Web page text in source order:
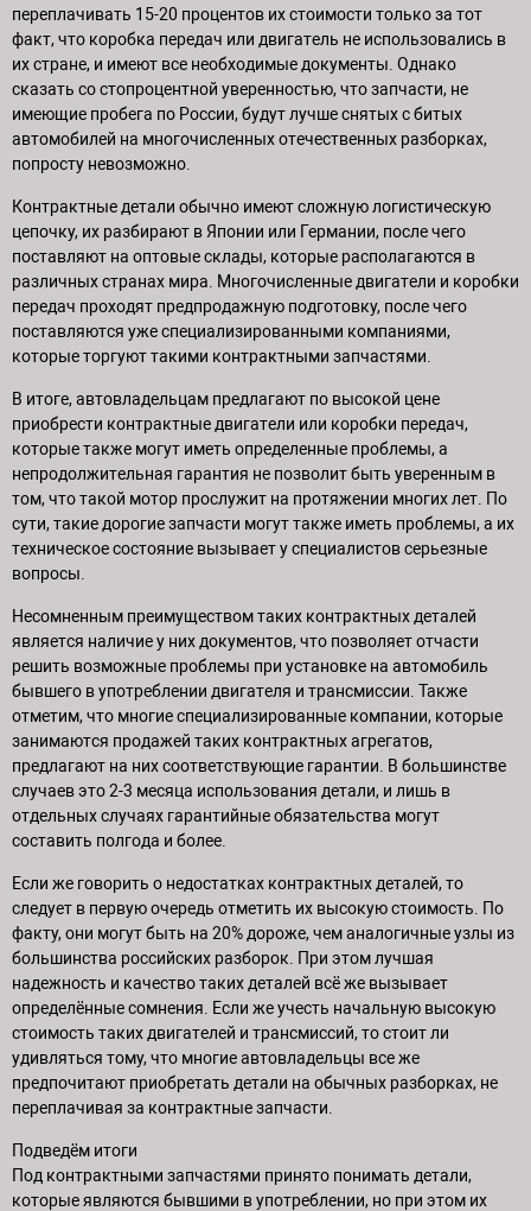
переплачивать 15-20 процентов их стоимости только за тот
факт, что коробка передач или двигатель не использовались в
их стране, и имеют все необходимые документы. Однако
сказать со стопроцентной уверенностью, что запчасти, не
имеющие пробега по России, будут лучше снятых с битых
автомобилей на многочисленных отечественных разборках,
попросту невозможно.
Контрактные детали обычно имеют сложную логистическую
цепочку, их разбирают в Японии или Германии, после чего
поставляют на оптовые склады, которые располагаются в
различных странах мира. Многочисленные двигатели и коробки
передач проходят предпродажную подготовку, после чего
поставляются уже специализированными компаниями,
которые торгуют такими контрактными запчастями.
В итоге, автовладельцам предлагают по высокой цене
приобрести контрактные двигатели или коробки передач,
которые также могут иметь определенные проблемы, а
непродолжительная гарантия не позволит быть уверенным в
том, что такой мотор прослужит на протяжении многих лет. По
сути, такие дорогие запчасти могут также иметь проблемы, а их
техническое состояние вызывает у специалистов серьезные
вопросы.
Несомненным преимуществом таких контрактных деталей
является наличие у них документов, что позволяет отчасти
решить возможные проблемы при установке на автомобиль
бывшего в употреблении двигателя и трансмиссии. Также
отметим, что многие специализированные компании, которые
занимаются продажей таких контрактных агрегатов,
предлагают на них соответствующие гарантии. В большинстве
случаев это 2-3 месяца использования детали, и лишь в
отдельных случаях гарантийные обязательства могут
составить полгода и более.
Если же говорить о недостатках контрактных деталей, то
следует в первую очередь отметить их высокую стоимость. По
факту, они могут быть на 20% дороже, чем аналогичные узлы из
большинства российских разборок. При этом лучшая
надежность и качество таких деталей всё же вызывает
определённые сомнения. Если же учесть начальную высокую
стоимость таких двигателей и трансмиссий, то стоит ли
удивляться тому, что многие автовладельцы все же
предпочитают приобретать детали на обычных разборках, не
переплачивая за контрактные запчасти.
Подведём итоги
Под контрактными запчастями принято понимать детали,
которые являются бывшими в употреблении, но при этом их